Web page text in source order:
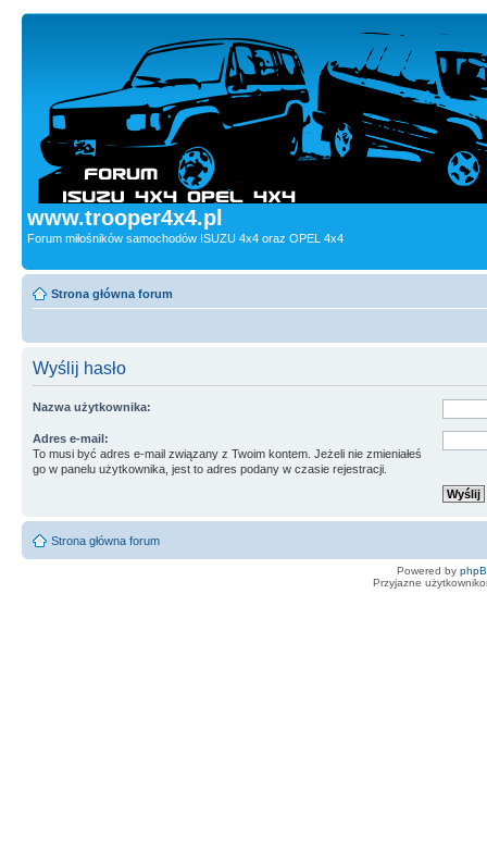
www.trooper4x4.pl
Forum miłośników samochodów ISUZU 4x4 oraz OPEL 4x4
Strona główna forum
Wyślij hasło
Nazwa użytkownika:
Adres e-mail:
To musi być adres e-mail związany z Twoim kontem. Jeżeli nie zmieniałeś
go w panelu użytkownika, jest to adres podany w czasie rejestracji.
Strona główna forum
Powered by
Przyjazne